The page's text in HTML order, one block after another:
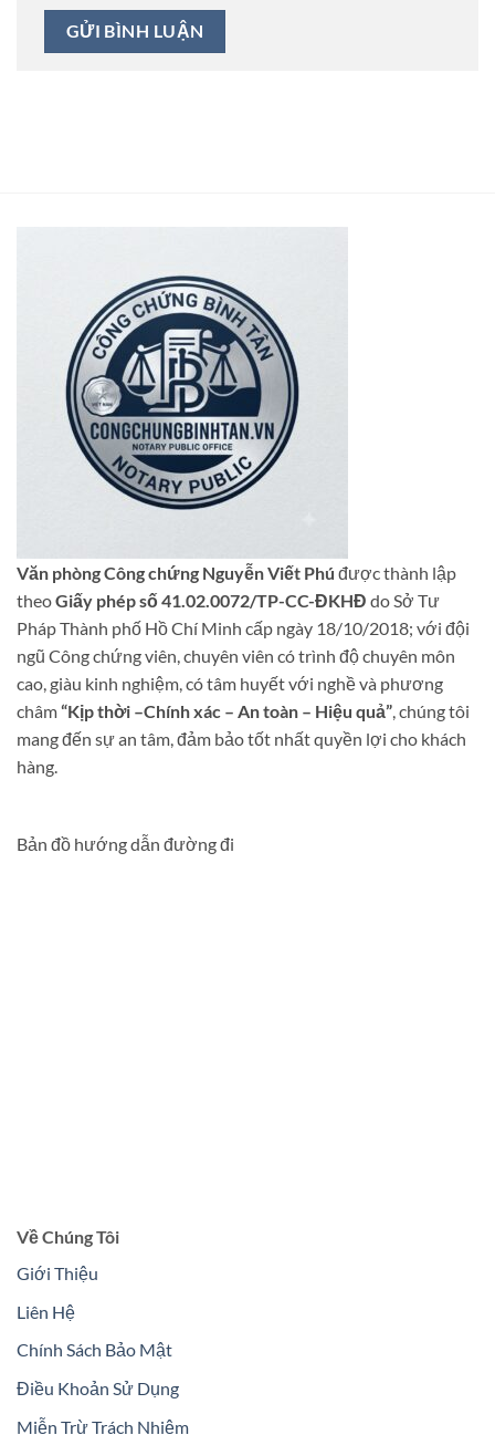
Văn phòng Công chứng Nguyễn Viết Phú được thành lập
theoGiấy phép số 41.02.0072/TP-CC-ĐKHĐ do Sở Tư
Pháp Thành phố Hồ Chí Minh cấp ngày 18/10/2018; với đội
ngũ Công chứng viên, chuyên viên có trình độ chuyên môn
cao, giàu kinh nghiệm, có tâm huyết với nghề và phương
châm“Kịp thời –Chính xác – An toàn – Hiệu quả”, chúng tôi
mang đến sự an tâm, đảm bảo tốt nhất quyền lợi cho khách
hàng.
Bản đồ hướng dẫn đường đi
Về Chúng Tôi
Giới Thiệu
Liên Hệ
Chính Sách Bảo Mật
Điều Khoản Sử Dụng
Miễn Trừ Trách Nhiệm